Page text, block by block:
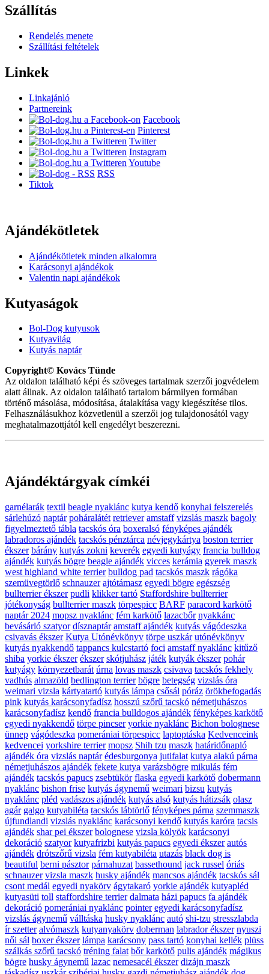
Szállítás
Rendelés menete
Szállítási feltételek
Linkek
Linkajánló
Partnereink
Facebook
Pinterest
Twitter
Instagram
Youtube
RSS
Tiktok
Ajándékötletek
Ajándékötletek minden alkalomra
Karácsonyi ajándékok
Valentin napi ajándékok
Kutyaságok
Bol-Dog kutyusok
Kutyavilág
Kutyás naptár
Copyright© Kovács Tünde
Az oldalon található képi és szöveges tartalmak szerzői jogvédelem
alatt állnak. Az oldalon található tartalom bármilyen formában
történő másolása, módosítása, átalakítása vagy kiegészítése tilos.
Felhasználásukhoz közvetlenül a szerzői jog tulajdonosától vagy
meghatalmazottjától kell engedélyt beszerezni.
Ajándéktárgyak címkéi
garnélarák textil beagle nyaklánc kutya kendő konyhai felszerelés
sárlehúzó naptár poháralátét retriever amstaff vizslás maszk bagoly
figyelmeztető tábla tacskós óra boxeralsó fényképes ajándék
labradoros ajándék tacskós pénztárca névjegykártya boston terrier
ékszer bárány kutyás zokni keverék egyedi kutyágy francia bulldog
ajándék kutyás bögre beagle ajándék vicces kerámia gyerek maszk
west highland white terrier bulldog pad tacskós maszk rágóka
szemüvegtörlő schnauzer ajtótámasz egyedi bögre egészség
bullterrier ékszer pudli klikker tartó Staffordshire bullterrier
jótékonyság bullterrier maszk törpespicc BARF paracord karkötő
naptár 2024 mopsz nyaklánc fém karkötő lazacbőr nyakkánc
bevásárló szatyor dísznaptár amstaff ajándék kutyás vágódeszka
csivavás ékszer Kutya Utónévkönyv törpe uszkár utónévkönyv
kutyás nyakkendő tappancs kulcstartó foci amstaff nyaklánc kitűző
shiba yorkie ékszer ékszer skótjuhász játék kutyák ékszer pohár
kutyágy környezetbarát úrna lovas maszk csivava tacskós fekhely
vadhús almazöld bedlington terrier bögre betegség vizslás óra
weimari vizsla kártyatartó kutyás lámpa csősál póráz örökbefogadás
pink kutyás karácsonyfadísz hosszú szőrű tacskó németjuhászos
karácsonyfadísz kendő francia bulldogos ajándék fényképes karkötő
egyedi nyakkendő törpe pincser yorkie nyaklánc Bichon bolognese
ünnep vágódeszka pomerániai törpespicc laptoptáska Kedvenceink
kedvencei yorkshire terrier mopsz Shih tzu maszk határidőnapló
ajándék óra vizslás naptár édesburgonya jutifalat kutya alakú párna
németjuhászos ajándék fekete kutya varázsbögre mikulás fém
ajándék tacskós papucs zsebtükör flaska egyedi karkötő dobermann
nyaklánc bishon frise kutyás ágynemű weimari bizsu kutyás
nyaklánc pléd vadászos ajándék kutyás alsó kutyás hátizsák olasz
agár galgo kutyabiléta tacskós lábtörlő fényképes párna szemmaszk
újfundlandi vizslás nyaklánc karácsonyi kendő kutyás karóra tacsis
ajándék shar pei ékszer bolognese vizsla kölyök karácsonyi
dekoráció szatyor kutyafrizbi kutyás papucs egyedi ékszer autós
ajándék drótszőrű vizsla fém kutyabiléta utazás black dog is
beautiful berni pásztor párnahuzat bassethound jack russel óriás
schnauzer vizsla maszk husky ajándék mancsos ajándék tacskós sál
csont medál egyedi nyakörv ágytakaró yorkie ajándék kutyapléd
kutyasüti toll staffordshire terrier dalmata házi papucs fa ajándék
dekoráció pomerániai nyaklánc pointer egyedi karácsonyfadísz
vizslás ágynemű válltáska husky nyaklánc autó shi-tzu stresszlabda
ír szetter alvómaszk kutyanyakörv doberman labrador ékszer nyuszi
női sál boxer ékszer lámpa karácsony pass tartó konyhai kellék plüss
szálkás szőrű tacskó tréning falat bőr karkötő pulis ajándék mágikus
bögre husky ágynemű lazac nemesacél ékszer dizájn maszk